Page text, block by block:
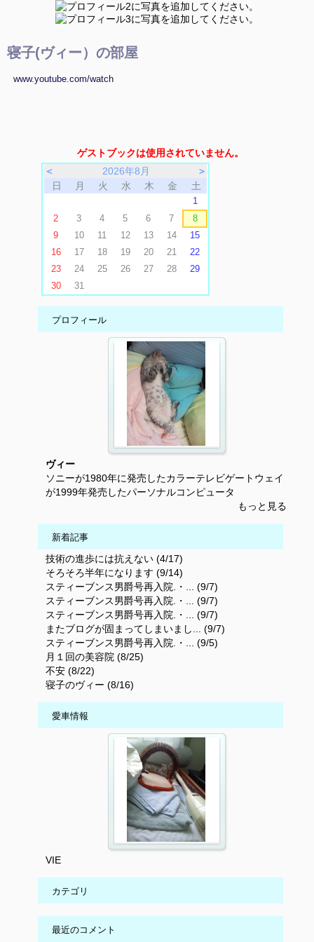
寝子(ヴィー）の部屋
www.youtube.com/watch
ゲストブックは使用されていません。
＜
2026年8月
＞
日
月 火 水 木 金 土
1
2
3 4 5 6 7
8
9
10 11 12 13 14
15
16
17 18 19 20 21
22
23
24 25 26 27 28
29
30
31
プロフィール
ヴィー
ソニーが1980年に発売したカラーテレビゲートウェイ
が1999年発売したパーソナルコンピュータ
もっと見る
新着記事
技術の進歩には抗えない (4/17)
そろそろ半年になります (9/14)
スティーブンス男爵号再入院.・... (9/7)
スティーブンス男爵号再入院.・... (9/7)
スティーブンス男爵号再入院.・... (9/7)
またブログが固まってしまいまし... (9/7)
スティーブンス男爵号再入院.・... (9/5)
月１回の美容院 (8/25)
不安 (8/22)
寝子のヴィー (8/16)
愛車情報
VIE
カテゴリ
最近のコメント